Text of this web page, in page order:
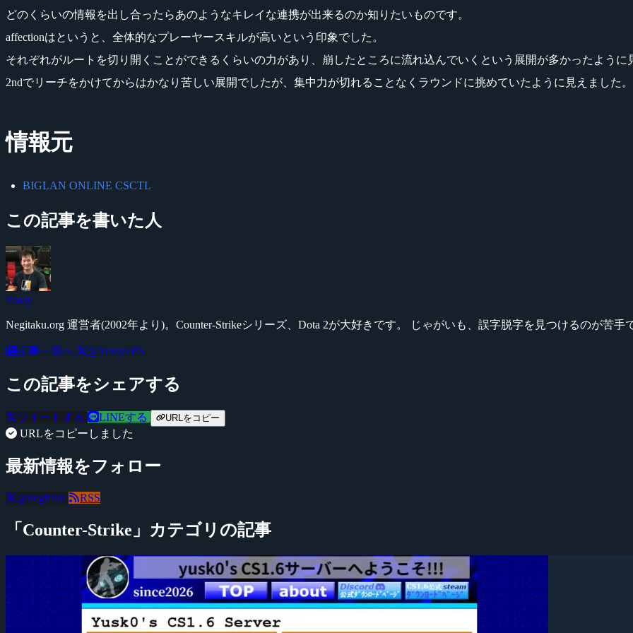
どのくらいの情報を出し合ったらあのようなキレイな連携が出来るのか知りたいものです。
affectionはというと、全体的なプレーヤースキルが高いという印象でした。
それぞれがルートを切り開くことができるくらいの力があり、崩したところに流れ込んでいくという展開が多かったように
2ndでリーチをかけてからはかなり苦しい展開でしたが、集中力が切れることなくラウンドに挑めていたように見えました。
情報元
BIGLAN ONLINE CSCTL
この記事を書いた人
Yossy
Negitaku.org 運営者(2002年より)。Counter-Strikeシリーズ、Dota 2が大好きです。 じゃがいも、誤字脱字を見つけるのが苦
記事一覧へ @YossyFPS
この記事をシェアする
ツイートする LINEする URLをコピー
URLをコピーしました
最新情報をフォロー
@negitaku RSS
「Counter-Strike」カテゴリの記事